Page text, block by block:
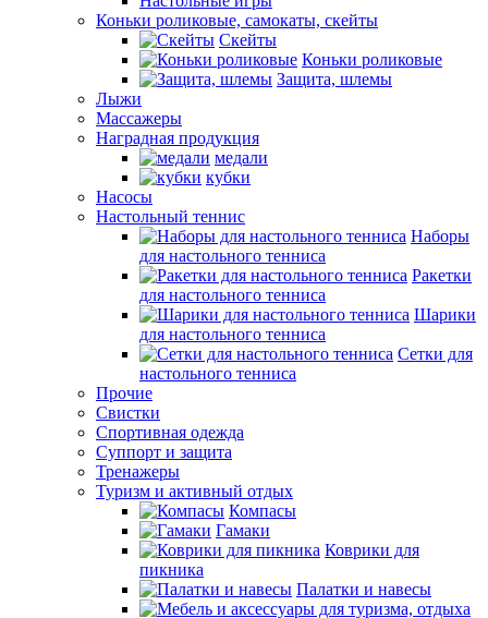
Коньки роликовые, самокаты, скейты
Скейты
Коньки роликовые
Защита, шлемы
Лыжи
Массажеры
Наградная продукция
медали
кубки
Насосы
Настольный теннис
Наборы
для настольного тенниса
Ракетки
для настольного тенниса
Шарики
для настольного тенниса
Сетки для
настольного тенниса
Прочие
Свистки
Спортивная одежда
Суппорт и защита
Тренажеры
Туризм и активный отдых
Компасы
Гамаки
Коврики для
пикника
Палатки и навесы